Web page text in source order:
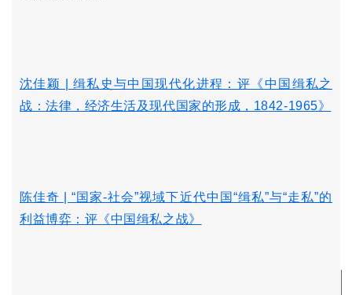
沈佳颖 | 缉私史与中国现代化进程：评《中国缉私之
战：法律，经济生活及现代国家的形成，1842-1965》
陈佳奇 | “国家-社会”视域下近代中国“缉私”与“走私”的
利益博弈：评《中国缉私之战》